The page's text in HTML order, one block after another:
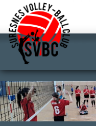
Panneau de gestion des